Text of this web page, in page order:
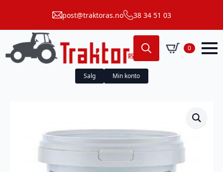
post@traktoras.no 38 34 51 03
Search
for:
0
Salg Min konto